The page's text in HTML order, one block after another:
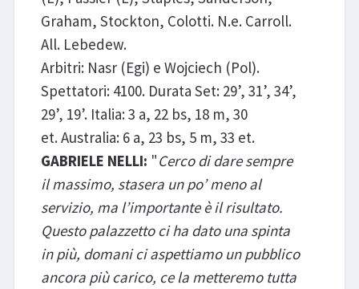
Graham, Stockton, Colotti. N.e. Carroll.
All. Lebedew.
Arbitri: Nasr (Egi) e Wojciech (Pol).
Spettatori: 4100. Durata Set: 29’, 31’, 34’,
29’, 19’. Italia: 3 a, 22 bs, 18 m, 30
et. Australia: 6 a, 23 bs, 5 m, 33 et.
GABRIELE NELLI: "Cerco di dare sempre
il massimo, stasera un po’ meno al
servizio, ma l’importante è il risultato.
Questo palazzetto ci ha dato una spinta
in più, domani ci aspettiamo un pubblico
ancora più carico, ce la metteremo tutta